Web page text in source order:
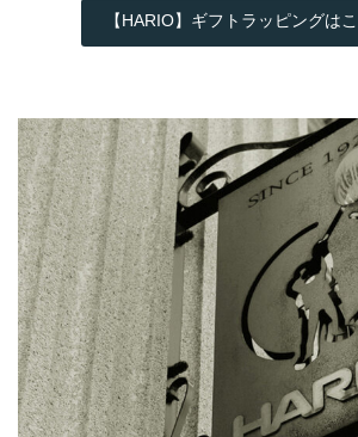
【HARIO】ギフトラッピングは